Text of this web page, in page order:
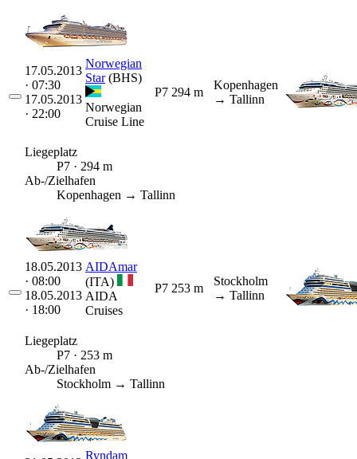
17.05.2013
· 07:30
17.05.2013
· 22:00
Norwegian
Star (BHS)
Norwegian
Cruise Line
P7 294 m
Kopenhagen
→ Tallinn
Liegeplatz
P7 · 294 m
Ab-/Zielhafen
Kopenhagen → Tallinn
18.05.2013
· 08:00
18.05.2013
· 18:00
AIDAmar
(ITA)
AIDA
Cruises
P7 253 m
Stockholm
→ Tallinn
Liegeplatz
P7 · 253 m
Ab-/Zielhafen
Stockholm → Tallinn
Ryndam